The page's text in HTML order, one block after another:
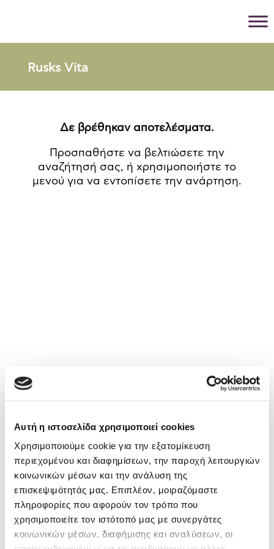
Αυτή η ιστοσελίδα χρησιμοποιεί cookies
Χρησιμοποιούμε cookie για την εξατομίκευση
περιεχομένου και διαφημίσεων, την παροχή λειτουργιών
κοινωνικών μέσων και την ανάλυση της
επισκεψιμότητάς μας. Επιπλέον, μοιραζόμαστε
πληροφορίες που αφορούν τον τρόπο που
χρησιμοποιείτε τον ιστότοπό μας με συνεργάτες
κοινωνικών μέσων, διαφήμισης και αναλύσεων, οι
Rusks Vita
Δε βρέθηκαν αποτελέσματα.
Προσπαθήστε να βελτιώσετε την
αναζήτησή σας, ή χρησιμοποιήστε το
μενού για να εντοπίσετε την ανάρτηση.